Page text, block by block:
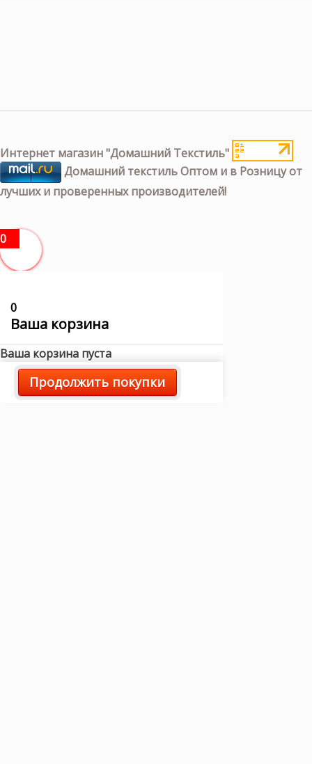
Интернет магазин "Домашний Текстиль"
Домашний текстиль Оптом и в Розницу от
лучших и проверенных производителей!
0
0
Ваша корзина
Ваша корзина пуста
Продолжить покупки